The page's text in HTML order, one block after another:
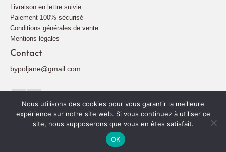
Livraison en lettre suivie
Paiement 100% sécurisé
Conditions générales de vente
Mentions légales
Contact
bypoljane@gmail.com
Plan de site Mentions légales Politique de confidentialité
Nous utilisons des cookies pour vous garantir la meilleure
expérience sur notre site web. Si vous continuez à utiliser ce
site, nous supposerons que vous en êtes satisfait.
OK